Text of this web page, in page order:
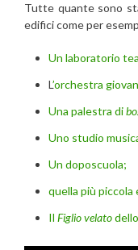
Tutte quante sono
edifici come per
Un laboratorio
L’orchestra
Una palestra di
Uno studio
Un doposcuola;
quella più
Il Figlio velato